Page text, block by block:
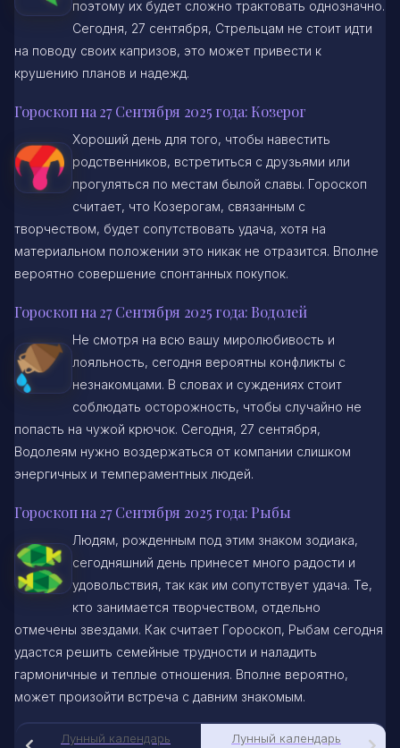
поэтому их будет сложно трактовать однозначно.
Сегодня, 27 сентября, Стрельцам не стоит идти
на поводу своих капризов, это может привести к
крушению планов и надежд.
Гороскоп на 27 Сентября 2025 года: Козерог
Хороший день для того, чтобы навестить
родственников, встретиться с друзьями или
прогуляться по местам былой славы. Гороскоп
считает, что Козерогам, связанным с
творчеством, будет сопутствовать удача, хотя на
материальном положении это никак не отразится. Вполне
вероятно совершение спонтанных покупок.
Гороскоп на 27 Сентября 2025 года: Водолей
Не смотря на всю вашу миролюбивость и
лояльность, сегодня вероятны конфликты с
незнакомцами. В словах и суждениях стоит
соблюдать осторожность, чтобы случайно не
попасть на чужой крючок. Сегодня, 27 сентября,
Водолеям нужно воздержаться от компании слишком
энергичных и темпераментных людей.
Гороскоп на 27 Сентября 2025 года: Рыбы
Людям, рожденным под этим знаком зодиака,
сегодняшний день принесет много радости и
удовольствия, так как им сопутствует удача. Те,
кто занимается творчеством, отдельно
отмечены звездами. Как считает Гороскоп, Рыбам сегодня
удастся решить семейные трудности и наладить
гармоничные и теплые отношения. Вполне вероятно,
может произойти встреча с давним знакомым.
Лунный календарь
Лунный календарь